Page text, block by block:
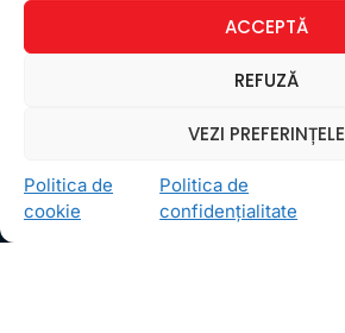
ACCEPTĂ
REFUZĂ
VEZI PREFERINȚELE
Politica de
cookie
Politica de
confidențialitate
FollowMe Vitan
Informații Utile